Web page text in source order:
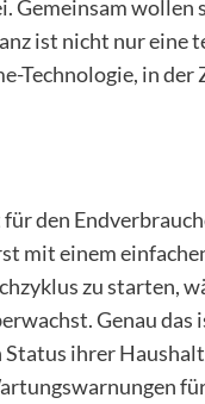
Gemeinsam wollen
ist nicht nur eine
-Technologie, in
den
mit einem
zu starten,
Genau
ihrer